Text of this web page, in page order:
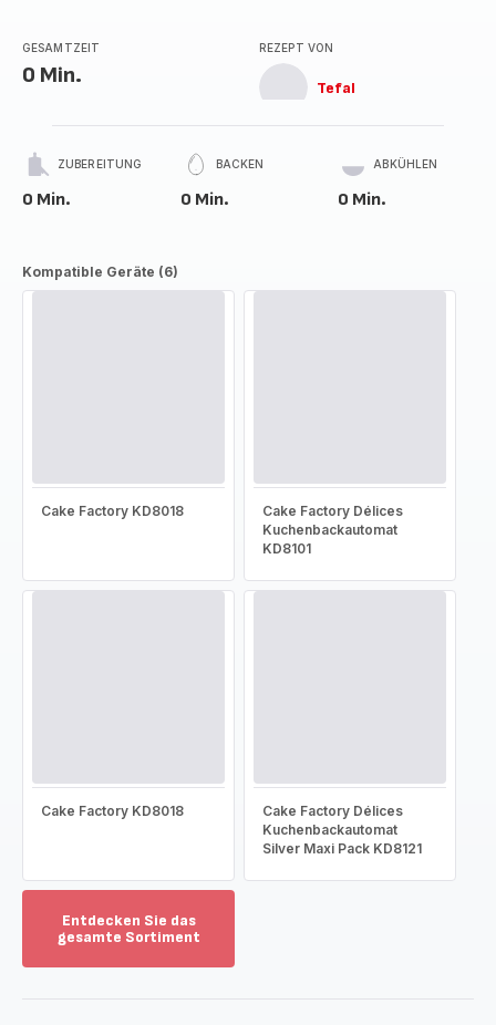
GESAMTZEIT
0 Min.
REZEPT VON
Tefal
ZUBEREITUNG
0 Min.
BACKEN
0 Min.
ABKÜHLEN
0 Min.
Kompatible Geräte (6)
Cake Factory KD8018
Cake Factory Délices
Kuchenbackautomat
KD8101
Cake Factory KD8018
Cake Factory Délices
Kuchenbackautomat
Silver Maxi Pack KD8121
Entdecken Sie das
gesamte Sortiment